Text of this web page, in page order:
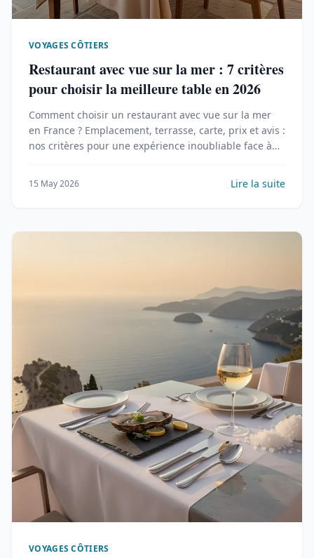
VOYAGES CÔTIERS
Restaurant avec vue sur la mer : 7 critères
pour choisir la meilleure table en 2026
Comment choisir un restaurant avec vue sur la mer
en France ? Emplacement, terrasse, carte, prix et avis :
nos critères pour une expérience inoubliable face à
15 May 2026 Lire la suite
VOYAGES CÔTIERS